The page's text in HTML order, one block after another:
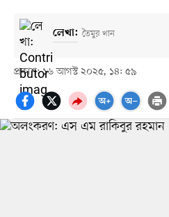
লেখা: তৈমুর খান
প্রকাশ: ১৬ আগস্ট ২০২৫, ১৪: ৫৯